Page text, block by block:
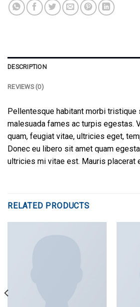
DESCRIPTION
REVIEWS (0)
Pellentesque habitant morbi tristique
malesuada fames ac turpis egestas.
quam, feugiat vitae, ultricies eget,
Donec eu libero sit amet quam
ultricies mi vitae est. Mauris placerat
RELATED PRODUCTS